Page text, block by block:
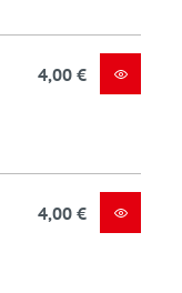
4,00 €
4,00 €